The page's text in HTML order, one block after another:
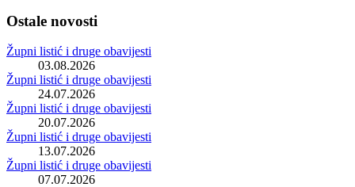
Ostale novosti
Župni listić i druge obavijesti
03.08.2026
Župni listić i druge obavijesti
24.07.2026
Župni listić i druge obavijesti
20.07.2026
Župni listić i druge obavijesti
13.07.2026
Župni listić i druge obavijesti
07.07.2026